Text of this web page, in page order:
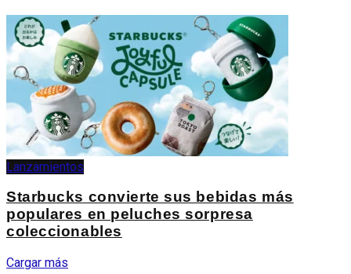
Lanzamientos
Starbucks convierte sus bebidas más
populares en peluches sorpresa
coleccionables
Cargar más